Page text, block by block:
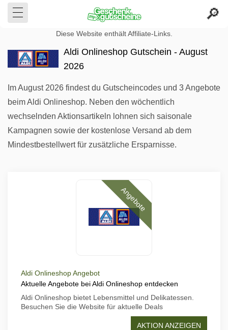
Diese Website enthält Affiliate-Links.
Aldi Onlineshop Gutschein - August
2026
Im August 2026 findest du Gutscheincodes und 3 Angebote
beim Aldi Onlineshop. Neben den wöchentlich
wechselnden Aktionsartikeln lohnen sich saisonale
Kampagnen sowie der kostenlose Versand ab dem
Mindestbestellwert für zusätzliche Ersparnisse.
Angebote
Aldi Onlineshop Angebot
Aktuelle Angebote bei Aldi Onlineshop entdecken
Aldi Onlineshop bietet Lebensmittel und Delikatessen.
Besuchen Sie die Website für aktuelle Deals
AKTION ANZEIGEN